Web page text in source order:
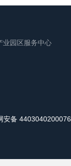
业园区服务中心
安备